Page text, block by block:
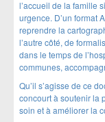
l’accueil de la famille
urgence. D’un format
reprendre la
l’autre côté, de
dans le temps de
communes,
Qu’il s’agisse de ce
concourt à soutenir la
soin et à améliorer la